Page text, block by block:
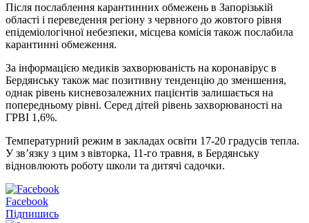
Після послаблення карантинних обмежень в Запорізькій
області і переведення регіону з червного до жовтого рівня
епідеміологічної небезпеки, місцева комісія також послабила
карантинні обмеження.
За інформацією медиків захворюваність на коронавірус в
Бердянську також має позитивну тенденцію до зменшення,
однак рівень кисневозалежних пацієнтів залишається на
попередньому рівні. Серед дітей рівень захворюваності на
ГРВІ 1,6%.
Температурний режим в закладах освіти 17-20 градусів тепла.
У зв’язку з цим з вівторка, 11-го травня, в Бердянську
відновлюють роботу школи та дитячі садочки.
Facebook
Підпишись